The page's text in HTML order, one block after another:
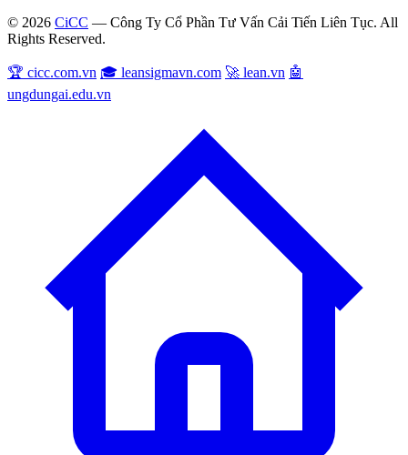
© 2026 CiCC — Công Ty Cổ Phần Tư Vấn Cải Tiến Liên Tục. All
Rights Reserved.
🏆 cicc.com.vn 🎓 leansigmavn.com 🚀 lean.vn 🤖
ungdungai.edu.vn